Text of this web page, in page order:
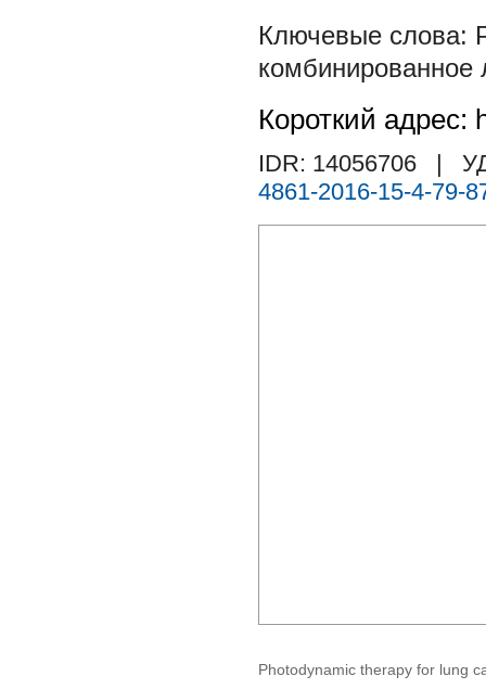
комбинированное
Короткий адрес:
IDR: 14056706
|
4861-2016-15-4-79-
Photodynamic therapy for lung